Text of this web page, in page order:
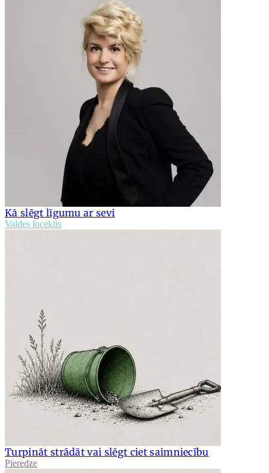
Kā slēgt līgumu ar sevi
Valdes loceklis
Turpināt strādāt vai slēgt ciet saimniecību
Pieredze